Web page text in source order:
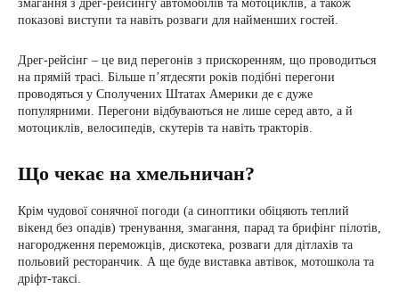
змагання з дрег-рейсингу автомобілів та мотоциклів, а також
показові виступи та навіть розваги для найменших гостей.
Дрег-рейсінг – це вид перегонів з прискоренням, що проводиться
на прямій трасі. Більше п’ятдесяти років подібні перегони
проводяться у Сполучених Штатах Америки де є дуже
популярними. Перегони відбуваються не лише серед авто, а й
мотоциклів, велосипедів, скутерів та навіть тракторів.
Що чекає на хмельничан?
Крім чудової сонячної погоди (а синоптики обіцяють теплий
вікенд без опадів) тренування, змагання, парад та брифінг пілотів,
нагородження переможців, дискотека, розваги для дітлахів та
польовий ресторанчик. А ще буде виставка автівок, мотошкола та
дріфт-таксі.